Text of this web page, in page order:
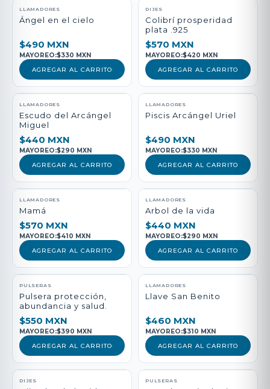
LLAMADORES
Ángel en el cielo
$490 MXN
MAYOREO:$330 MXN
AGREGAR AL CARRITO
DIJES
Colibrí prosperidad
plata .925
$570 MXN
MAYOREO:$420 MXN
AGREGAR AL CARRITO
LLAMADORES
Escudo del Arcángel
Miguel
$440 MXN
MAYOREO:$290 MXN
AGREGAR AL CARRITO
LLAMADORES
Piscis Arcángel Uriel
$490 MXN
MAYOREO:$330 MXN
AGREGAR AL CARRITO
LLAMADORES
Mamá
$570 MXN
MAYOREO:$410 MXN
AGREGAR AL CARRITO
LLAMADORES
Arbol de la vida
$440 MXN
MAYOREO:$290 MXN
AGREGAR AL CARRITO
PULSERAS
Pulsera protección,
abundancia y salud.
$550 MXN
MAYOREO:$390 MXN
AGREGAR AL CARRITO
LLAMADORES
Llave San Benito
$460 MXN
MAYOREO:$310 MXN
AGREGAR AL CARRITO
DIJES PULSERAS